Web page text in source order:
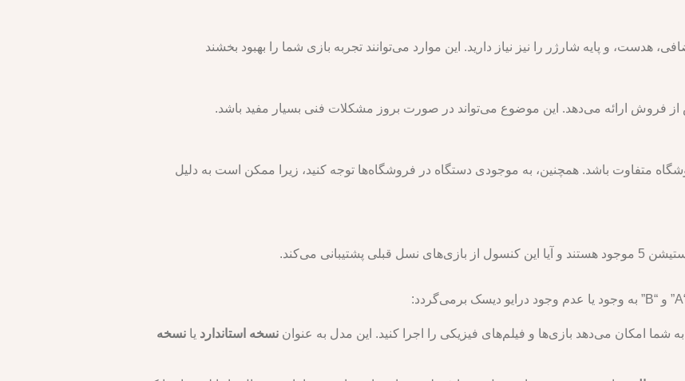
هدست، و پایه شارژر را نیز نیاز دارید. این موارد می‌توانند تجربه بازی شما را بهبود بخشند
از فروش ارائه می‌دهد. این موضوع می‌تواند در صورت بروز مشکلات فنی بسیار مفید باشد.
و فروشگاه متفاوت باشد. همچنین، به موجودی دستگاه در فروشگاه‌ها توجه کنید، زیرا ممکن است به دلیل
می‌کند.
نسخه استاندارد یا نسخه